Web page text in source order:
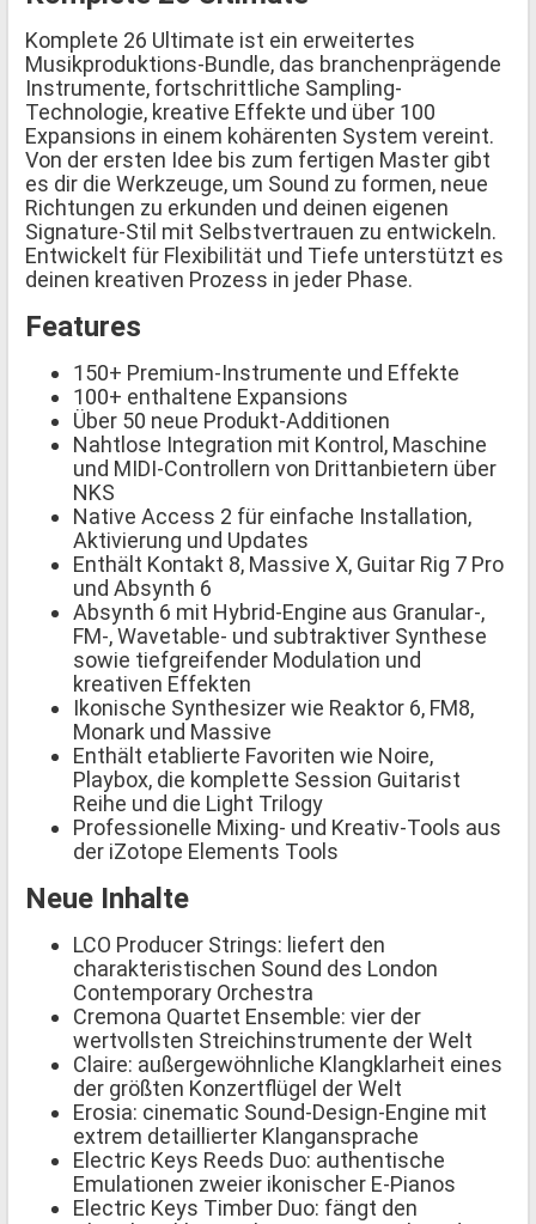
Komplete 26 Ultimate ist ein erweitertes
Musikproduktions-Bundle, das branchenprägende
Instrumente, fortschrittliche Sampling-
Technologie, kreative Effekte und über 100
Expansions in einem kohärenten System vereint.
Von der ersten Idee bis zum fertigen Master gibt
es dir die Werkzeuge, um Sound zu formen, neue
Richtungen zu erkunden und deinen eigenen
Signature-Stil mit Selbstvertrauen zu entwickeln.
Entwickelt für Flexibilität und Tiefe unterstützt es
deinen kreativen Prozess in jeder Phase.
Features
150+ Premium-Instrumente und Effekte
100+ enthaltene Expansions
Über 50 neue Produkt-Additionen
Nahtlose Integration mit Kontrol, Maschine
und MIDI-Controllern von Drittanbietern über
NKS
Native Access 2 für einfache Installation,
Aktivierung und Updates
Enthält Kontakt 8, Massive X, Guitar Rig 7 Pro
und Absynth 6
Absynth 6 mit Hybrid-Engine aus Granular-,
FM-, Wavetable- und subtraktiver Synthese
sowie tiefgreifender Modulation und
kreativen Effekten
Ikonische Synthesizer wie Reaktor 6, FM8,
Monark und Massive
Enthält etablierte Favoriten wie Noire,
Playbox, die komplette Session Guitarist
Reihe und die Light Trilogy
Professionelle Mixing- und Kreativ-Tools aus
der iZotope Elements Tools
Neue Inhalte
LCO Producer Strings: liefert den
charakteristischen Sound des London
Contemporary Orchestra
Cremona Quartet Ensemble: vier der
wertvollsten Streichinstrumente der Welt
Claire: außergewöhnliche Klangklarheit eines
der größten Konzertflügel der Welt
Erosia: cinematic Sound-Design-Engine mit
extrem detaillierter Klangansprache
Electric Keys Reeds Duo: authentische
Emulationen zweier ikonischer E-Pianos
Electric Keys Timber Duo: fängt den